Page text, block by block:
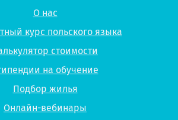
О нас
курс польского языка
стоимости
на обучение
Подбор жилья
Онлайн-вебинары